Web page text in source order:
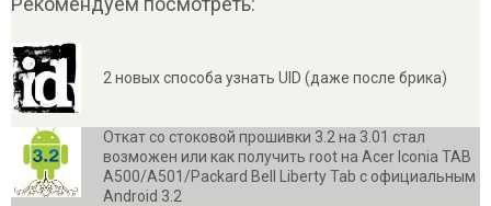
2 новых способа узнать UID (даже после брика)
Откат со стоковой прошивки 3.2 на 3.01 стал
возможен или как получить root на Acer Iconia TAB
A500/A501/Packard Bell Liberty Tab с официальным
Android 3.2